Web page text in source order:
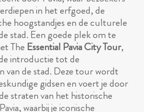
in het erfgoed, de
hoogstandjes en de culturele
stad. Een goede plek om te
The Essential Pavia City Tour,
introductie tot de
van de stad. Deze tour wordt
gidsen en voert je door
straten van het historische
waarbij je iconische